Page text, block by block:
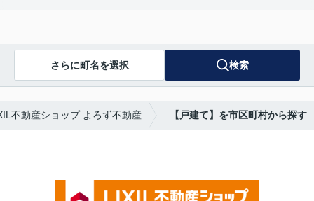
さらに町名を選択 検索
不動産ショップ よろず不動産 【戸建て】を市区町村から探す